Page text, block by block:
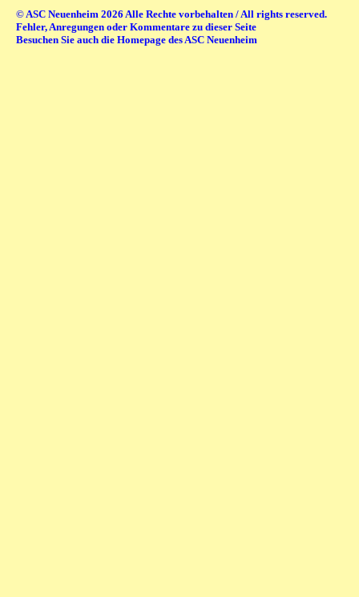
© ASC Neuenheim 2026 Alle Rechte vorbehalten / All rights reserved.
Fehler, Anregungen oder Kommentare zu dieser Seite
Besuchen Sie auch die Homepage des ASC Neuenheim